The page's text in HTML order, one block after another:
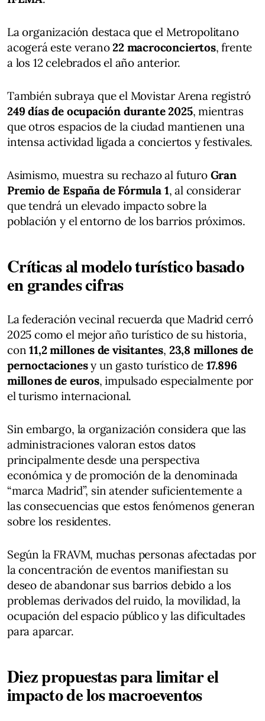
La organización destaca que el Metropolitano
acogerá este verano22 macroconciertos, frente
a los 12 celebrados el año anterior.
También subraya que el Movistar Arena registró
249 días de ocupación durante 2025, mientras
que otros espacios de la ciudad mantienen una
intensa actividad ligada a conciertos y festivales.
Asimismo, muestra su rechazo al futuro Gran
Premio de España de Fórmula 1, al considerar
que tendrá un elevado impacto sobre la
población y el entorno de los barrios próximos.
Críticas al modelo turístico basado
en grandes cifras
La federación vecinal recuerda que Madrid cerró
2025 como el mejor año turístico de su historia,
con11,2 millones de visitantes, 23,8 millones de
pernoctacionesy un gasto turístico de 17.896
millones de euros, impulsado especialmente por
el turismo internacional.
Sin embargo, la organización considera que las
administraciones valoran estos datos
principalmente desde una perspectiva
económica y de promoción de la denominada
“marca Madrid”, sin atender suficientemente a
las consecuencias que estos fenómenos generan
sobre los residentes.
Según la FRAVM, muchas personas afectadas por
la concentración de eventos manifiestan su
deseo de abandonar sus barrios debido a los
problemas derivados del ruido, la movilidad, la
ocupación del espacio público y las dificultades
para aparcar.
Diez propuestas para limitar el
impacto de los macroeventos